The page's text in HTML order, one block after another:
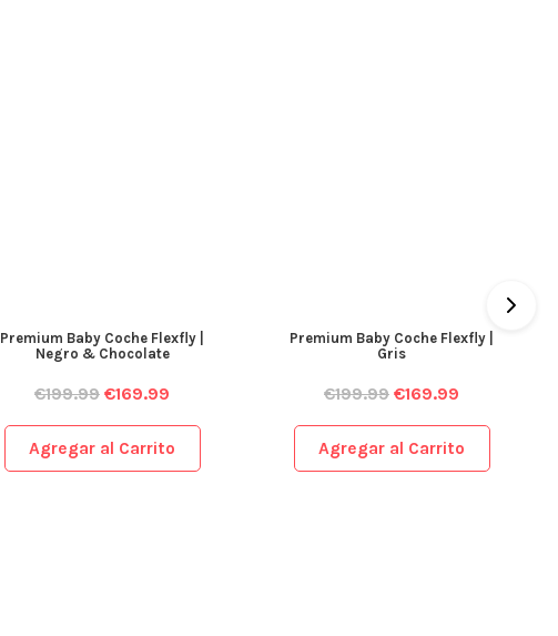
Premium Baby Coche Flexfly |
Negro & Chocolate
€199.99 €169.99
Agregar al Carrito
Premium Baby Coche Flexfly |
Gris
€199.99 €169.99
Agregar al Carrito